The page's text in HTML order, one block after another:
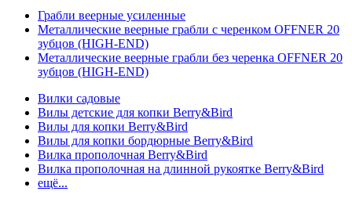
Грабли веерные усиленные
Металлические веерные грабли с черенком OFFNER 20
зубцов (HIGH-END)
Металлические веерные грабли без черенка OFFNER 20
зубцов (HIGH-END)
Вилки садовые
Вилы детские для копки Berry&Bird
Вилы для копки Berry&Bird
Вилы для копки бордюрные Berry&Bird
Вилка прополочная Berry&Bird
Вилка прополочная на длинной рукоятке Berry&Bird
ещё...